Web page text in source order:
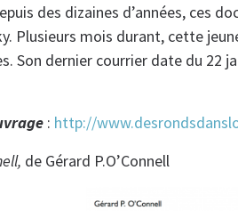
des dizaines d’années, ces
Plusieurs mois durant, cette
Son dernier courrier date du 22
: http://
de Gérard P.O’Connell